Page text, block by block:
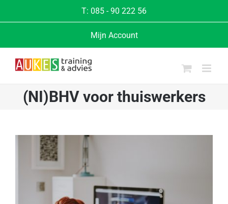
naar
T: 085 - 90 222 56
Mijn Account
(NI)BHV voor thuiswerkers
afbeelding